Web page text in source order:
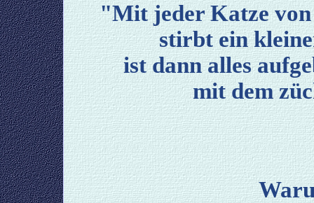
"Mit jeder Katze von
stirbt ein
ist dann alles
mit dem